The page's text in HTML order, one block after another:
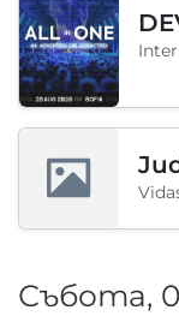
Събота,